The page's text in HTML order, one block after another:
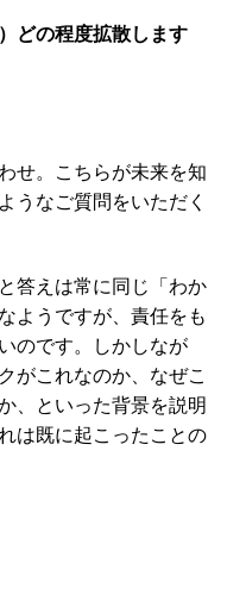
どの程度拡散します
せ。こちらが未来を知
うなご質問をいただく
答えは常に同じ「わか
ようですが、責任をも
のです。しかしなが
がこれなのか、なぜこ
、といった背景を説明
は既に起こったことの